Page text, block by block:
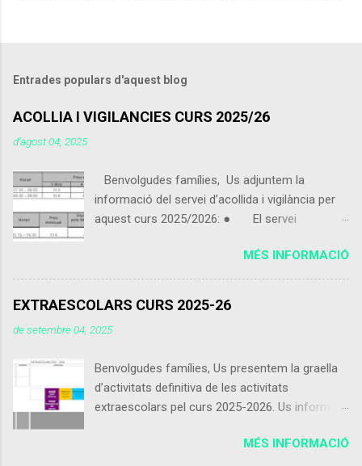
Entrades populars d'aquest blog
ACOLLIA I VIGILANCIES CURS 2025/26
d’agost 04, 2025
Benvolgudes famílies, Us adjuntem la
informació del servei d’acollida i vigilància per
aquest curs 2025/2026: ● El servei
setembre 2025. ● Els alumnes que vinguin
de 07:30 a 09:00 podran portar alguna cosa per
vigilància de dimecres 15:15 a 16:30 encara que
alumnes inscrits matí curt que vinguin abans de
les 8:30 es contarà com a preu esporàdic
inscrit com a matí llarg. ● Usuaris inscrits: -
d'inscripció marcant 3, 4 o 5 dies en alguna
MÉS INFORMACIÓ
EXTRAESCOLARS CURS 2025-26
de setembre 04, 2025
Benvolgudes famílies, Us presentem la graella
d’activitats definitiva de les activitats
extraescolars pel curs 2025-2026. Us informem
setembre, excepte l’extraescolar d’anglès que
MÉS INFORMACIÓ